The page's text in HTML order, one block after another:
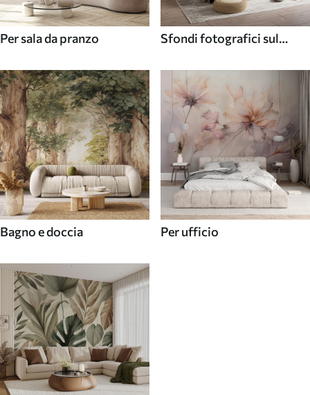
Per sala da pranzo
Sfondi fotografici sul
Bagno e doccia Per ufficio